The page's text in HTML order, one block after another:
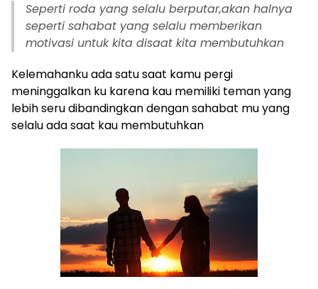
Seperti roda yang selalu berputar,akan halnya
seperti sahabat yang selalu memberikan
motivasi untuk kita disaat kita membutuhkan
Kelemahanku ada satu saat kamu pergi
meninggalkan ku karena kau memiliki teman yang
lebih seru dibandingkan dengan sahabat mu yang
selalu ada saat kau membutuhkan